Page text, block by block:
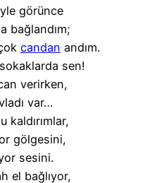
görünce
bağlandım;
candan andım.
sen!
verirken,
var…
kaldırımlar,
gölgesini,
sesini.
el bağlıyor,